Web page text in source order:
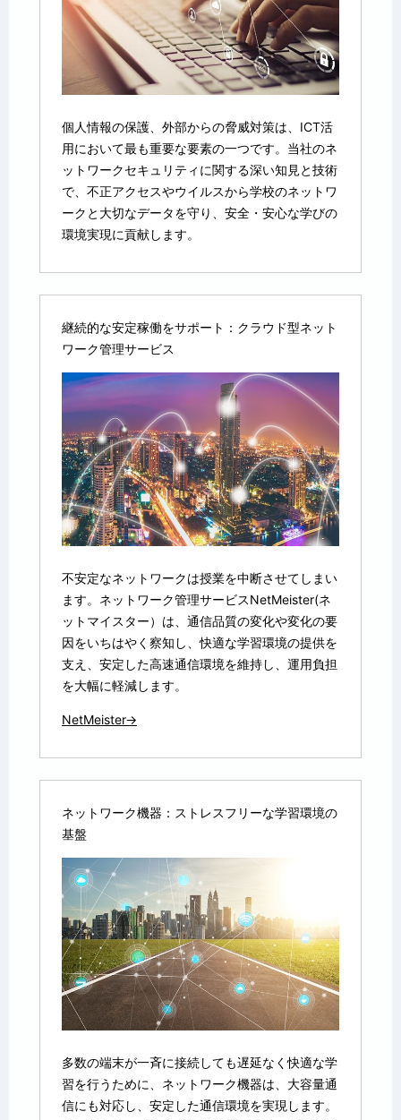
個人情報の保護、外部からの脅威対策は、ICT活
用において最も重要な要素の一つです。当社のネ
ットワークセキュリティに関する深い知見と技術
で、不正アクセスやウイルスから学校のネットワ
ークと大切なデータを守り、安全・安心な学びの
環境実現に貢献します。
継続的な安定稼働をサポート：クラウド型ネット
ワーク管理サービス
不安定なネットワークは授業を中断させてしまい
ます。ネットワーク管理サービスNetMeister(ネ
ットマイスター）は、通信品質の変化や変化の要
因をいちはやく察知し、快適な学習環境の提供を
支え、安定した高速通信環境を維持し、運用負担
を大幅に軽減します。
NetMeister→
ネットワーク機器：ストレスフリーな学習環境の
基盤
多数の端末が一斉に接続しても遅延なく快適な学
習を行うために、ネットワーク機器は、大容量通
信にも対応し、安定した通信環境を実現します。